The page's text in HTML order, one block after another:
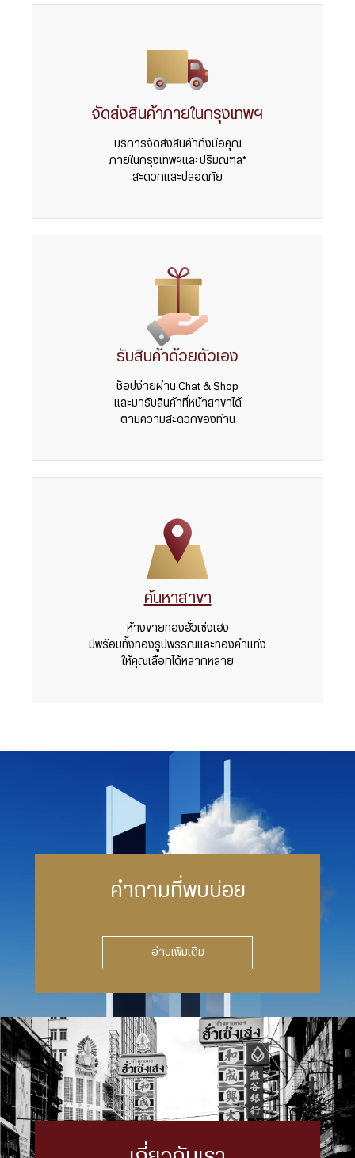
จัดส่งสินค้าภายในกรุงเทพฯ
บริการจัดส่งสินค้าถึงมือคุณ
ภายในกรุงเทพฯและปริมณฑล*
สะดวกและปลอดภัย
รับสินค้าด้วยตัวเอง
ช็อปง่ายผ่าน Chat & Shop
และมารับสินค้าที่หน้าสาขาได้
ตามความสะดวกของท่าน
ค้นหาสาขา
ห้างขายทองฮั่วเซ่งเฮง
มีพร้อมทั้งทองรูปพรรณและทองคำแท่ง
ให้คุณเลือกได้หลากหลาย
คำถามที่พบบ่อย
อ่านเพิ่มเติม